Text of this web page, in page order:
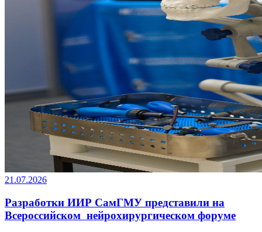
21.07.2026
Разработки ИИР СамГМУ представили на
Всероссийском нейрохирургическом форуме